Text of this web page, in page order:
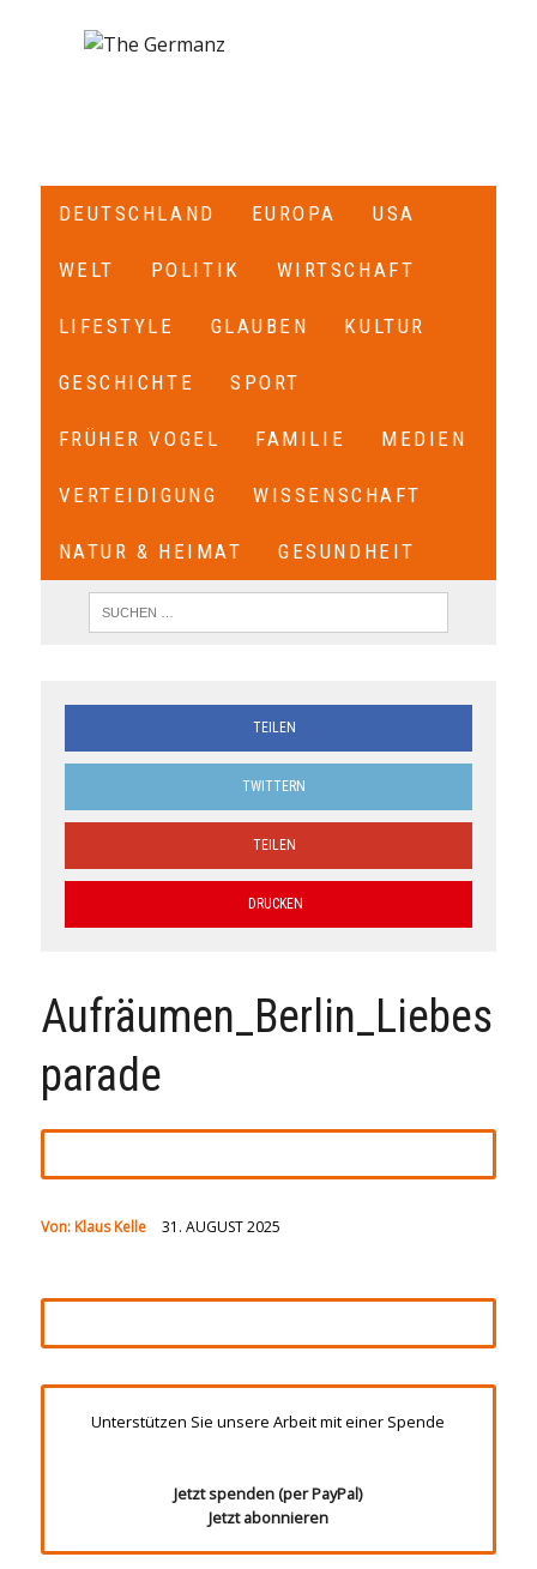
DEUTSCHLAND EUROPA USA
WELT POLITIK WIRTSCHAFT
LIFESTYLE GLAUBEN KULTUR
GESCHICHTE SPORT
FRÜHER VOGEL FAMILIE MEDIEN
VERTEIDIGUNG WISSENSCHAFT
NATUR & HEIMAT GESUNDHEIT
TEILEN
TWITTERN
TEILEN
DRUCKEN
Aufräumen_Berlin_Liebes
parade
Von: Klaus Kelle 31. AUGUST 2025
Unterstützen Sie unsere Arbeit mit einer Spende
Jetzt spenden (per PayPal)
Jetzt abonnieren